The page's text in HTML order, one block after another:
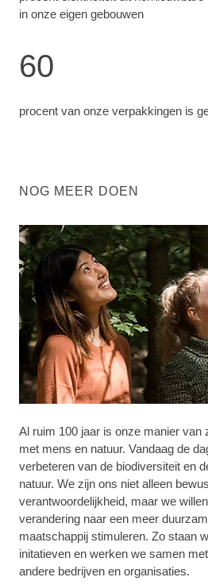
in onze eigen gebouwen
60
procent van onze verpakkingen is
NOG MEER DOEN
Al ruim 100 jaar is onze manier van
met mens en natuur. Vandaag de
verbeteren van de biodiversiteit en
natuur. We zijn ons niet alleen
verantwoordelijkheid, maar we
verandering naar een meer
maatschappij stimuleren. Zo staan
initatieven en werken we samen
andere bedrijven en organisaties.